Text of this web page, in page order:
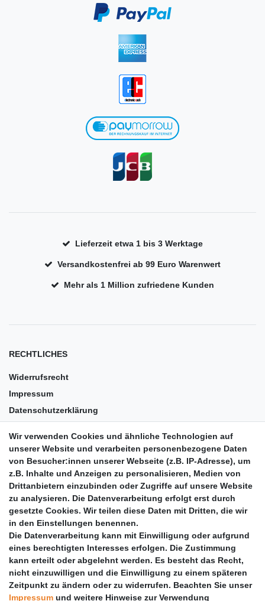
Lieferzeit etwa 1 bis 3 Werktage
Versandkostenfrei ab 99 Euro Warenwert
Mehr als 1 Million zufriedene Kunden
RECHTLICHES
Widerrufsrecht
Impressum
Datenschutzerklärung
Barrierefreiheit
Anleitungen
Vertrag widerrufen
PARTNER
DHL
GLS
PaketPLUS
Wir verwenden Cookies und ähnliche Technologien auf
unserer Website und verarbeiten personenbezogene Daten
von Besucher:innen unserer Webseite (z.B. IP-Adresse), um
z.B. Inhalte und Anzeigen zu personalisieren, Medien von
Drittanbietern einzubinden oder Zugriffe auf unsere Website
zu analysieren. Die Datenverarbeitung erfolgt erst durch
gesetzte Cookies. Wir teilen diese Daten mit Dritten, die wir
in den Einstellungen benennen.
Die Datenverarbeitung kann mit Einwilligung oder aufgrund
eines berechtigten Interesses erfolgen. Die Zustimmung
kann erteilt oder abgelehnt werden. Es besteht das Recht,
nicht einzuwilligen und die Einwilligung zu einem späteren
Zeitpunkt zu ändern oder zu widerrufen. Beachten Sie unser
Impressum und weitere Hinweise zur Verwendung